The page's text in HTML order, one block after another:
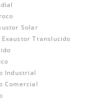
Solar
Exaustor Translucido
Industrial
Comercial